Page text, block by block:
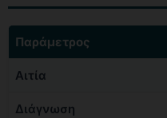
Παράμετρος
Αιτία
Διάγνωση